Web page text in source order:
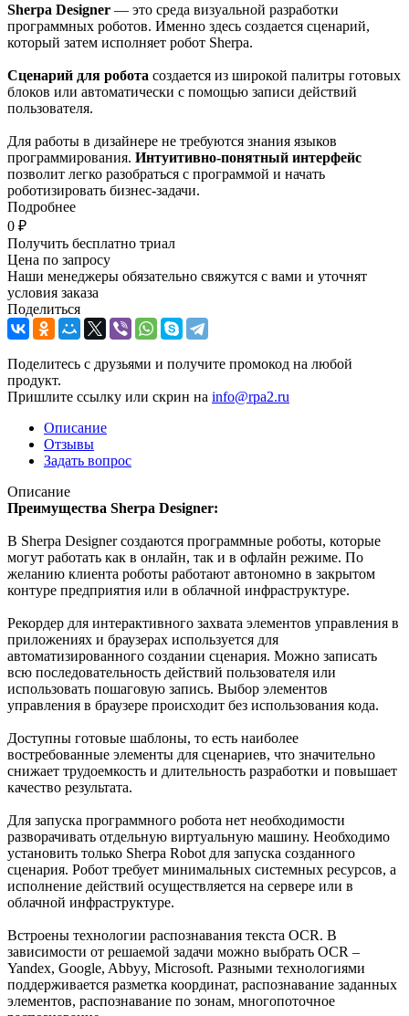
Sherpa Designer — это среда визуальной разработки
программных роботов. Именно здесь создается сценарий,
который затем исполняет робот Sherpa.
Сценарий для робота создается из широкой палитры готовых
блоков или автоматически с помощью записи действий
пользователя.
Для работы в дизайнере не требуются знания языков
программирования. Интуитивно-понятный интерфейс
позволит легко разобраться с программой и начать
роботизировать бизнес-задачи.
Подробнее
0 ₽
Получить бесплатно триал
Цена по запросу
Наши менеджеры обязательно свяжутся с вами и уточнят
условия заказа
Поделиться
Поделитесь с друзьями и получите промокод на любой
продукт.
Пришлите ссылку или скрин на info@rpa2.ru
Описание
Отзывы
Задать вопрос
Описание
Преимущества Sherpa Designer:
В Sherpa Designer создаются программные роботы, которые
могут работать как в онлайн, так и в офлайн режиме. По
желанию клиента роботы работают автономно в закрытом
контуре предприятия или в облачной инфраструктуре.
Рекордер для интерактивного захвата элементов управления в
приложениях и браузерах используется для
автоматизированного создании сценария. Можно записать
всю последовательность действий пользователя или
использовать пошаговую запись. Выбор элементов
управления в браузере происходит без использования кода.
Доступны готовые шаблоны, то есть наиболее
востребованные элементы для сценариев, что значительно
снижает трудоемкость и длительность разработки и повышает
качество результата.
Для запуска программного робота нет необходимости
разворачивать отдельную виртуальную машину. Необходимо
установить только Sherpa Robot для запуска созданного
сценария. Робот требует минимальных системных ресурсов, а
исполнение действий осуществляется на сервере или в
облачной инфраструктуре.
Встроены технологии распознавания текста OCR. В
зависимости от решаемой задачи можно выбрать OCR –
Yandex, Google, Abbyy, Microsoft. Разными технологиями
поддерживается разметка координат, распознавание заданных
элементов, распознавание по зонам, многопоточное